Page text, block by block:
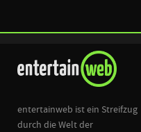
entertainweb ist ein Streifzug
durch die Welt der